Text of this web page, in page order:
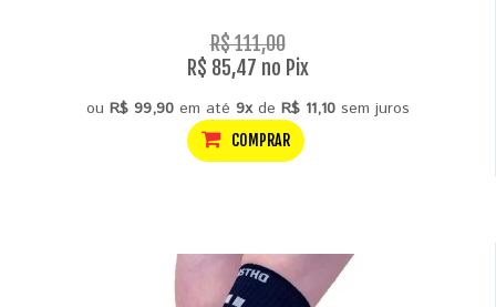
R$ 111,00
R$ 85,47 no Pix
ou R$ 99,90em até 9xde R$ 11,10sem juros
COMPRAR